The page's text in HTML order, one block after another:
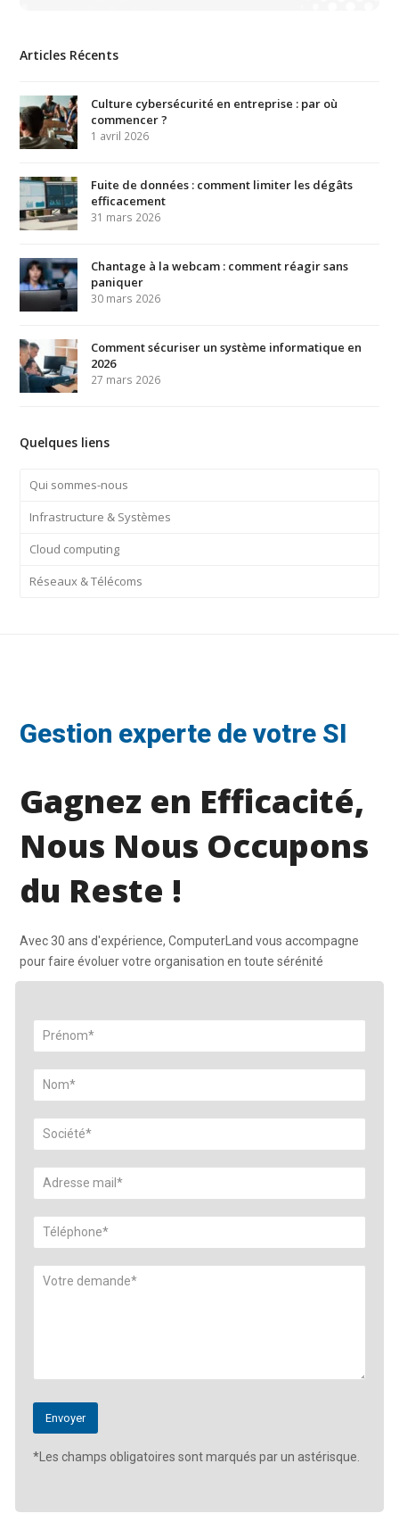
Articles Récents
Culture cybersécurité en entreprise : par où
commencer ?
1 avril 2026
Fuite de données : comment limiter les dégâts
efficacement
31 mars 2026
Chantage à la webcam : comment réagir sans
paniquer
30 mars 2026
Comment sécuriser un système informatique en
2026
27 mars 2026
Quelques liens
Qui sommes-nous
Infrastructure & Systèmes
Cloud computing
Réseaux & Télécoms
Gestion experte de votre SI
Gagnez en Efficacité,
Nous Nous Occupons
du Reste !
Avec 30 ans d'expérience, ComputerLand vous accompagne
pour faire évoluer votre organisation en toute sérénité
*Les champs obligatoires sont marqués par un astérisque.